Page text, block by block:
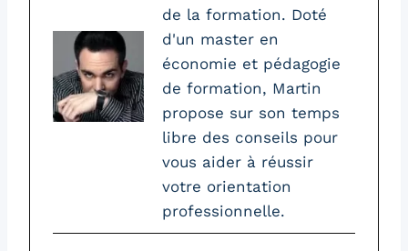
de la formation. Doté
d'un master en
économie et pédagogie
de formation, Martin
propose sur son temps
libre des conseils pour
vous aider à réussir
votre orientation
professionnelle.